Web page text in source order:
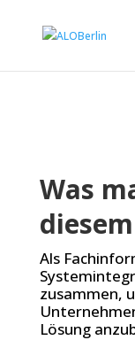
Was
Als
zusammen,
Lösung